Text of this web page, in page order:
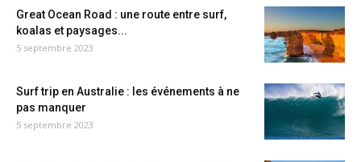
Great Ocean Road : une route entre surf,
koalas et paysages...
5 septembre 2023
Surf trip en Australie : les événements à ne
pas manquer
5 septembre 2023